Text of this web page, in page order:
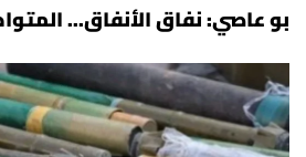
بو عاصي: نفاق الأنفاق...